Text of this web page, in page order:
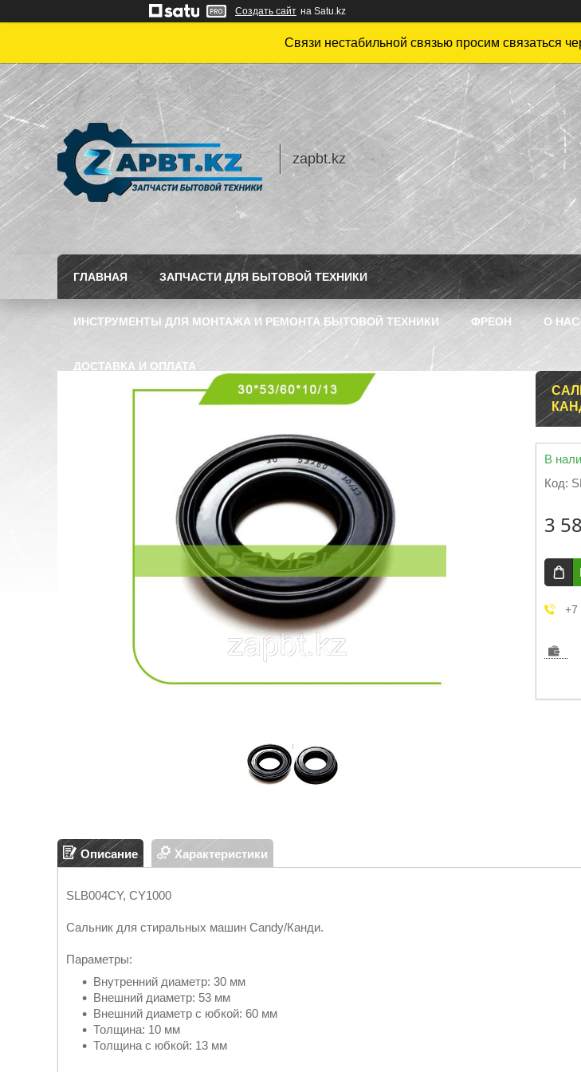
Создать сайт на Satu.kz
Связи нестабильной связью просим связаться
zapbt.kz
ГЛАВНАЯ ЗАПЧАСТИ ДЛЯ БЫТОВОЙ ТЕХНИКИ
ИНСТРУМЕНТЫ ДЛЯ МОНТАЖА И РЕМОНТА БЫТОВОЙ ТЕХНИКИ ФРЕОН О НАС
ДОСТАВКА И ОПЛАТА
В
Код:
3
+7
Описание Характеристики
SLB004CY, CY1000
Сальник для стиральных машин Candy/Канди.
Параметры:
Внутренний диаметр: 30 мм
Внешний диаметр: 53 мм
Внешний диаметр с юбкой: 60 мм
Толщина: 10 мм
Толщина с юбкой: 13 мм